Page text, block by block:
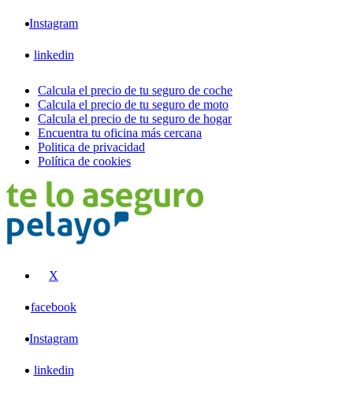
Instagram
linkedin
Calcula el precio de tu seguro de coche
Calcula el precio de tu seguro de moto
Calcula el precio de tu seguro de hogar
Encuentra tu oficina más cercana
Politica de privacidad
Política de cookies
X
facebook
Instagram
linkedin